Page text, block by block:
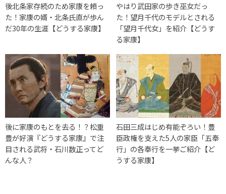
後北条家存続のため家康を頼っ
た！家康の婿・北条氏直が歩ん
だ30年の生涯【どうする家康】
やはり武田家の歩き巫女だっ
た！望月千代のモデルとされる
「望月千代女」を紹介【どうす
る家康】
後に家康のもとを去る！？松重
豊が好演『どうする家康』で注
目される武将・石川数正ってど
んな人？
石田三成はじめ有能ぞろい！豊
臣政権を支えた5人の家臣「五奉
行」の各奉行を一挙ご紹介【ど
うする家康】